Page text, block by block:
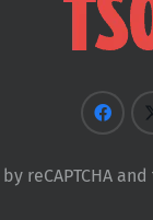
reCAPTCHA and